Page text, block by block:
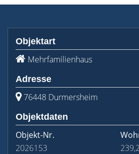
Objektart
Mehrfamilienhaus
Adresse
76448 Durmersheim
Objektdaten
Objekt-Nr.
2026153